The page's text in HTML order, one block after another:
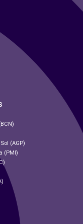
(AGP)
(PMI)